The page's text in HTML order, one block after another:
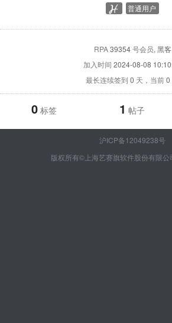
普通用户
RPA39354号会员, 黑客
加入时间 2024-08-08
最长连续签到 0 天，当前0
0 标签 1 帖子
沪ICP备12049238号
版权所有©上海艺赛旗软件股份有限